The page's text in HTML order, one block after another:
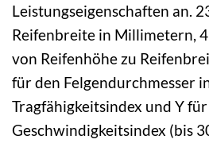
Leistungseigenschaften an.
Reifenbreite in Millimetern,
von Reifenhöhe zu
für den Felgendurchmesser
Tragfähigkeitsindex und Y
Geschwindigkeitsindex (bis